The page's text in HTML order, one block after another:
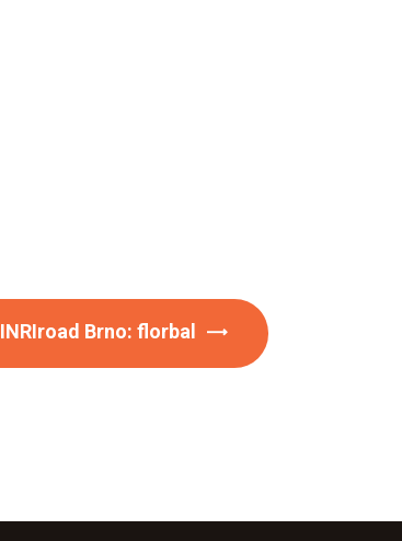
INRIroad Brno: florbal